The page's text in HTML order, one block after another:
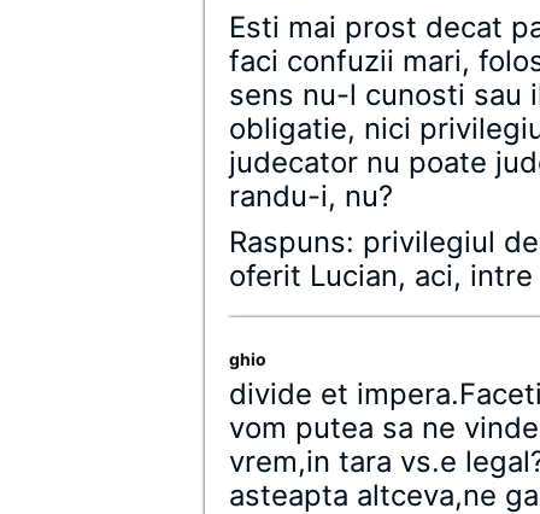
Esti mai prost decat
faci confuzii mari,
sens nu-l cunosti sau
obligatie, nici
judecator nu poate
randu-i, nu?
Raspuns: privilegiul
oferit Lucian, aci,
ghio
divide et
vom putea sa ne
vrem,in tara vs.e
asteapta altceva,ne